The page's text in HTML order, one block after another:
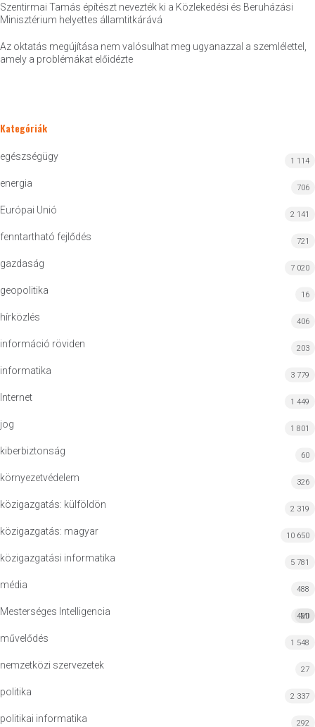
Szentirmai Tamás építészt nevezték ki a Közlekedési és Beruházási
Minisztérium helyettes államtitkárává
Az oktatás megújítása nem valósulhat meg ugyanazzal a szemlélettel,
amely a problémákat előidézte
Kategóriák
egészségügy 1 114
energia 706
Európai Unió 2 141
fenntartható fejlődés 721
gazdaság 7 020
geopolitika 16
hírközlés 406
információ röviden 203
informatika 3 779
Internet 1 449
jog 1 801
kiberbiztonság 60
környezetvédelem 326
közigazgatás: külföldön 2 319
közigazgatás: magyar 10 650
közigazgatási informatika 5 781
média 488
Mesterséges Intelligencia MI
420
művelődés 1 548
nemzetközi szervezetek 27
politika 2 337
politikai informatika 292